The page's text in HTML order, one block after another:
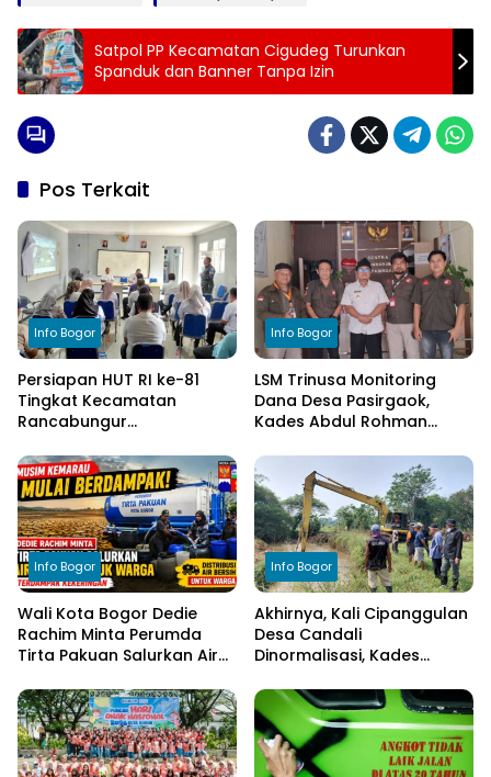
Satpol PP Kecamatan Cigudeg Turunkan
Spanduk dan Banner Tanpa Izin
Pos Terkait
Info Bogor
Persiapan HUT RI ke-81
Tingkat Kecamatan
Rancabungur
Cimulang, Libatkan Seluruh
Elemen Masyarakat
Info Bogor
LSM Trinusa Monitoring
Dana Desa Pasirgaok,
Kades Abdul Rohman
Transparansi Pengelolaan
Anggaran
Info Bogor
Wali Kota Bogor Dedie
Rachim Minta Perumda
Tirta Pakuan Salurkan Air
Terdampak Kekeringan
Info Bogor
Akhirnya, Kali Cipanggulan
Desa Candali
Dinormalisasi, Kades
kepada Bupati Bogor